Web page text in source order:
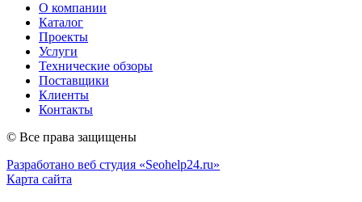
О компании
Каталог
Проекты
Услуги
Технические обзоры
Поставщики
Клиенты
Контакты
© Все права защищены
Разработано веб студия «Seohelp24.ru»
Карта сайта